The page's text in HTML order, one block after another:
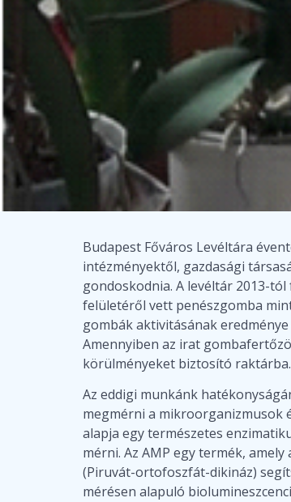
Budapest Főváros Levéltára
intézményektől, gazdasági
gondoskodnia. A levéltár 2013-
felületéről vett penészgomba
gombák aktivitásának
Amennyiben az irat
körülményeket biztosító raktárba.
Az eddigi munkánk
megmérni a mikroorganizmusok
alapja egy természetes
mérni. Az AMP egy termék,
(Piruvát-ortofoszfát-dikináz)
mérésen alapuló